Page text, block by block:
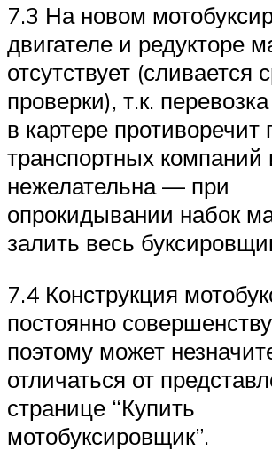
7.3 На новом
двигателе и редукторе
отсутствует (сливается
проверки), т.к.
в картере
транспортных компаний
нежелательна — при
опрокидывании набок
залить весь
7.4 Конструкция
постоянно
поэтому может
отличаться от
странице “Купить
мотобуксировщик”.